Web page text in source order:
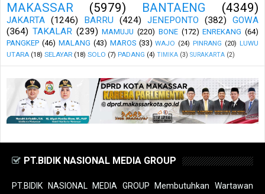
MAKASSAR (5979) BANTAENG (4349)
JAKARTA (1246) BARRU (424) JENEPONTO (382)
GOWA
(364) TAKALAR (239) MAMUJU (220) BONE (172) ENREKANG (64)
PANGKEP (46) MALANG (43) MAROS (33) WAJO (24) PINRANG (20) LUWU
UTARA (18) SELAYAR (18) SOLO (7) PADANG (4) TIMIKA (3) SURAKARTA (2)
PT.BIDIK NASIONAL MEDIA GROUP
PT.BIDIK NASIONAL MEDIA GROUP Membutuhkan Wartawan